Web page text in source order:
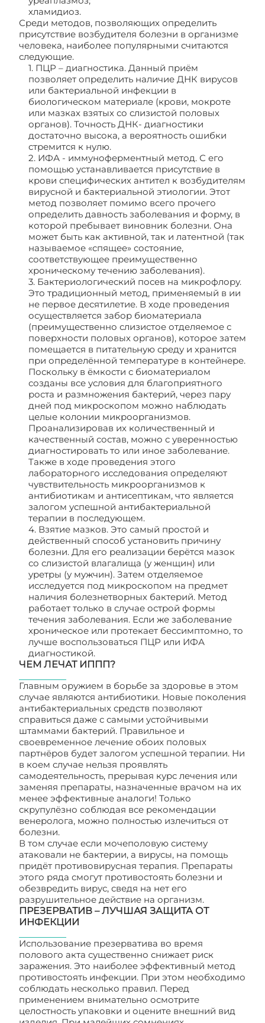
хламидиоз.
Среди методов, позволяющих определить
присутствие возбудителя болезни в организме
человека, наиболее популярными считаются
следующие.
1. ПЦР – диагностика. Данный приём
позволяет определить наличие ДНК вирусов
или бактериальной инфекции в
биологическом материале (крови, мокроте
или мазках взятых со слизистой половых
органов). Точность ДНК- диагностики
достаточно высока, а вероятность ошибки
стремится к нулю.
2. ИФА - иммуноферментный метод. С его
помощью устанавливается присутствие в
крови специфических антител к возбудителям
вирусной и бактериальной этиологии. Этот
метод позволяет помимо всего прочего
определить давность заболевания и форму, в
которой пребывает виновник болезни. Она
может быть как активной, так и латентной (так
называемое «спящее» состояние,
соответствующее преимущественно
хроническому течению заболевания).
3. Бактериологический посев на микрофлору.
Это традиционный метод, применяемый в ии
не первое десятилетие. В ходе проведения
осуществляется забор биоматериала
(преимущественно слизистое отделяемое с
поверхности половых органов), которое затем
помещается в питательную среду и хранится
при определённой температуре в контейнере.
Поскольку в ёмкости с биоматериалом
созданы все условия для благоприятного
роста и размножения бактерий, через пару
дней под микроскопом можно наблюдать
целые колонии микроорганизмов.
Проанализировав их количественный и
качественный состав, можно с уверенностью
диагностировать то или иное заболевание.
Также в ходе проведения этого
лабораторного исследования определяют
чувствительность микроорганизмов к
антибиотикам и антисептикам, что является
залогом успешной антибактериальной
терапии в последующем.
4. Взятие мазков. Это самый простой и
действенный способ установить причину
болезни. Для его реализации берётся мазок
со слизистой влагалища (у женщин) или
уретры (у мужчин). Затем отделяемое
исследуется под микроскопом на предмет
наличия болезнетворных бактерий. Метод
работает только в случае острой формы
течения заболевания. Если же заболевание
хроническое или протекает бессимптомно, то
лучше воспользоваться ПЦР или ИФА
диагностикой.
ЧЕМ ЛЕЧАТ ИППП?
Главным оружием в борьбе за здоровье в этом
случае являются антибиотики. Новые поколения
антибактериальных средств позволяют
справиться даже с самыми устойчивыми
штаммами бактерий. Правильное и
своевременное лечение обоих половых
партнёров будет залогом успешной терапии. Ни
в коем случае нельзя проявлять
самодеятельность, прерывая курс лечения или
заменяя препараты, назначенные врачом на их
менее эффективные аналоги! Только
скрупулёзно соблюдая все рекомендации
венеролога, можно полностью излечиться от
болезни.
В том случае если мочеполовую систему
атаковали не бактерии, а вирусы, на помощь
придёт противовирусная терапия. Препараты
этого ряда смогут противостоять болезни и
обезвредить вирус, сведя на нет его
разрушительное действие на организм.
ПРЕЗЕРВАТИВ – ЛУЧШАЯ ЗАЩИТА ОТ
ИНФЕКЦИИ
Использование презерватива во время
полового акта существенно снижает риск
заражения. Это наиболее эффективный метод
противостоять инфекции. При этом необходимо
соблюдать несколько правил. Перед
применением внимательно осмотрите
целостность упаковки и оцените внешний вид